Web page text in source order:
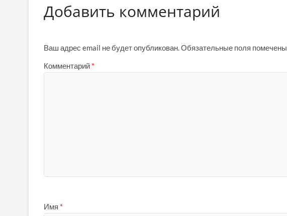
Добавить комментарий
Ваш адрес email не будет опубликован.Обязательные поля помечены
Комментарий *
Имя *